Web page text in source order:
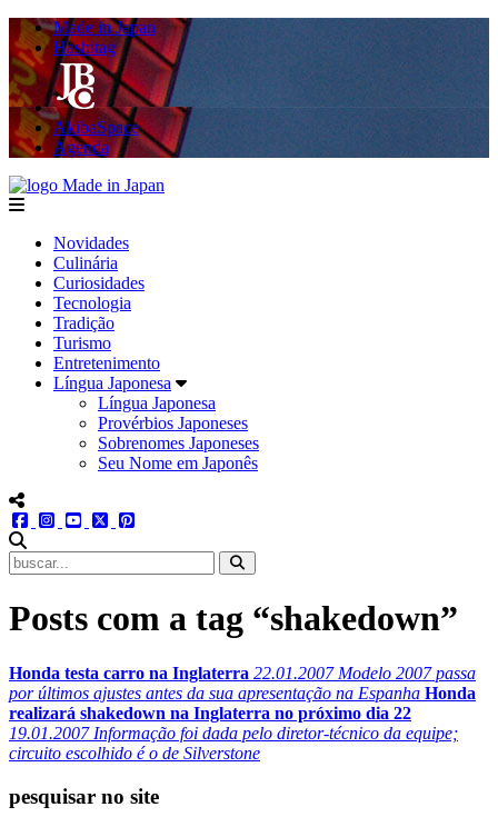
Made in Japan
Hashitag
AkibaSpace
Agenda
menu
Novidades
Culinária
Curiosidades
Tecnologia
Tradição
Turismo
Entretenimento
Língua Japonesa
Língua Japonesa
Provérbios Japoneses
Sobrenomes Japoneses
Seu Nome em Japonês
menu redes social
facebookinstagram
youtube
twitter
Posts com a tag “shakedown”
Honda testa carro na Inglaterra 22.01.2007Modelo 2007 passa
por últimos ajustes antes da sua apresentação na Espanha Honda
realizará shakedown na Inglaterra no próximo dia 22
19.01.2007Informação foi dada pelo diretor-técnico da equipe;
circuito escolhido é o de Silverstone
pesquisar no site